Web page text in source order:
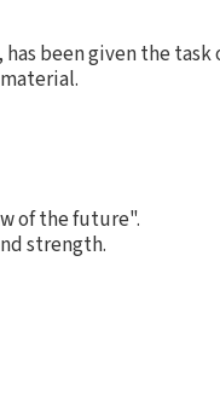
been given the
of the future".
strength.